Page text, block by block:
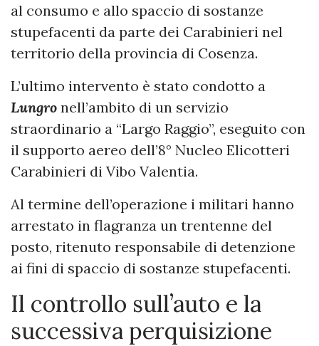
al consumo e allo spaccio di sostanze
stupefacenti da parte dei Carabinieri nel
territorio della provincia di Cosenza.
L’ultimo intervento è stato condotto a
Lungro nell’ambito di un servizio
straordinario a “Largo Raggio”, eseguito con
il supporto aereo dell’8° Nucleo Elicotteri
Carabinieri di Vibo Valentia.
Al termine dell’operazione i militari hanno
arrestato in flagranza un trentenne del
posto, ritenuto responsabile di detenzione
ai fini di spaccio di sostanze stupefacenti.
Il controllo sull’auto e la
successiva perquisizione